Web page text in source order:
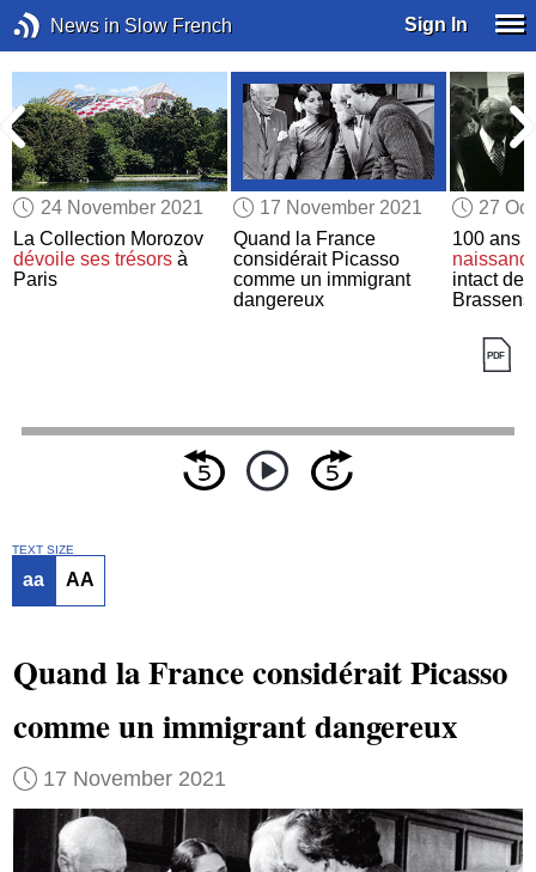
News in Slow French Sign In
24 November 2021
La Collection Morozov
dévoile ses trésors à
Paris
17 November 2021
Quand la France
considérait Picasso
comme un immigrant
dangereux
27
100 ans
intact de
Brassens
TEXT SIZE
aa AA
Quand la France considérait Picasso
comme un immigrant dangereux
17 November 2021